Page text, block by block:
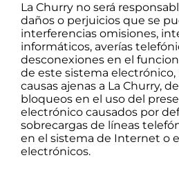
La Churry no será
daños o perjuicios que se
interferencias omisiones,
informáticos, averías
desconexiones en el
de este sistema
causas ajenas a La Churry,
bloqueos en el uso del
electrónico causados por
sobrecargas de líneas
en el sistema de Internet o
electrónicos.